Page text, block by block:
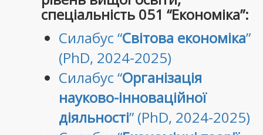
спеціальність 051 “Економіка”:
Силабус “Світова економіка”
(PhD, 2024-2025)
Силабус “Організація
науково-інноваційної
діяльності” (PhD, 2024-2025)